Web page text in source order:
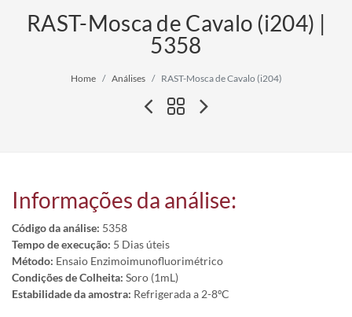
RAST-Mosca de Cavalo (i204) |
5358
Home Análises RAST-Mosca de Cavalo (i204)
Informações da análise:
Código da análise: 5358
Tempo de execução: 5 Dias úteis
Método: Ensaio Enzimoimunofluorimétrico
Condições de Colheita: Soro (1mL)
Estabilidade da amostra: Refrigerada a 2-8ºC